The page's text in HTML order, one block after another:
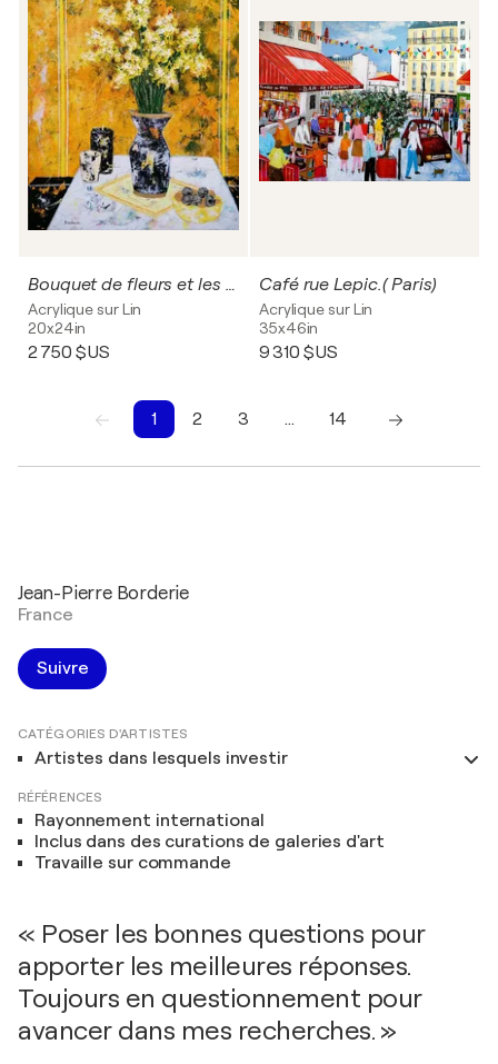
Bouquet de fleurs et les deux bancs.
Acrylique sur Lin
20x24in
2 750 $US
Café rue Lepic.( Paris)
Acrylique sur Lin
35x46in
9 310 $US
1 2 3 …
14
Jean-Pierre Borderie
France
Suivre
CATÉGORIES D'ARTISTES
Artistes dans lesquels investir
RÉFÉRENCES
Rayonnement international
Inclus dans des curations de galeries d'art
Travaille sur commande
« Poser les bonnes questions pour
apporter les meilleures réponses.
Toujours en questionnement pour
avancer dans mes recherches. »